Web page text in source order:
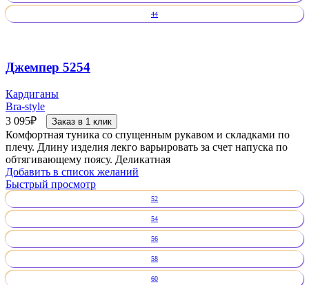
44
Джемпер 5254
Кардиганы
Bra-style
3 095₽ Заказ в 1 клик
Комфортная туника со спущенным рукавом и складками по
плечу. Длину изделия лекго варьировать за счет напуска по
обтягивающему поясу. Деликатная
Добавить в список желаний
Быстрый просмотр
52
54
56
58
60